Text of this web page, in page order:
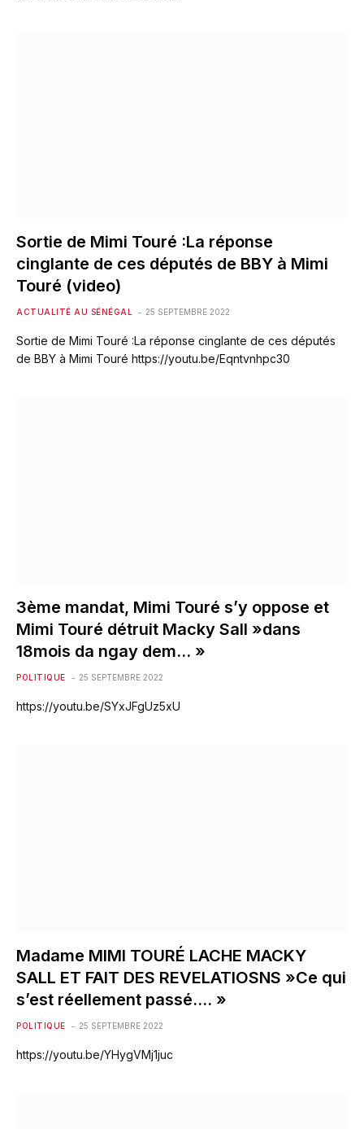
Sortie de Mimi Touré :La réponse
cinglante de ces députés de BBY à Mimi
Touré (video)
ACTUALITÉ AU SÉNÉGAL 25 SEPTEMBRE 2022
Sortie de Mimi Touré :La réponse cinglante de ces députés
de BBY à Mimi Touré https://youtu.be/Eqntvnhpc30
3ème mandat, Mimi Touré s’y oppose et
Mimi Touré détruit Macky Sall »dans
18mois da ngay dem… »
POLITIQUE 25 SEPTEMBRE 2022
https://youtu.be/SYxJFgUz5xU
Madame MIMI TOURÉ LACHE MACKY
SALL ET FAIT DES REVELATIOSNS »Ce qui
s’est réellement passé…. »
POLITIQUE 25 SEPTEMBRE 2022
https://youtu.be/YHygVMj1juc